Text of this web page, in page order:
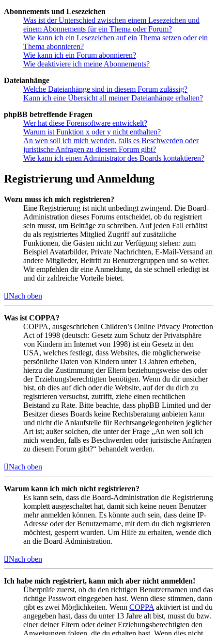
Abonnements und Lesezeichen
Was ist der Unterschied zwischen einem Lesezeichen und
einem Abonnements für ein Thema oder Forum?
Wie kann ich ein Lesezeichen auf ein Thema setzen oder ein
Thema abonnieren?
Wie kann ich ein Forum abonnieren?
Wie deaktiviere ich meine Abonnements?
Dateianhänge
Welche Dateianhänge sind in diesem Forum zulässig?
Kann ich eine Übersicht all meiner Dateianhänge erhalten?
phpBB betreffende Fragen
Wer hat diese Forensoftware entwickelt?
Warum ist Funktion x oder y nicht enthalten?
An wen soll ich mich wenden, falls es Beschwerden oder
juristische Anfragen zu diesem Forum gibt?
Wie kann ich einen Administrator des Boards kontaktieren?
Registrierung und Anmeldung
Wozu muss ich mich registrieren?
Eine Registrierung ist nicht unbedingt zwingend. Die Board-
Administration dieses Forums entscheidet, ob du registriert
sein musst, um Beiträge zu schreiben. Auf jeden Fall erhältst
du als registriertes Mitglied Zugriff auf zusätzliche
Funktionen, die Gästen nicht zur Verfügung stehen: zum
Beispiel Avatarbilder, Private Nachrichten, E-Mail-Versand an
andere Mitglieder, Beitritt zu Benutzergruppen und so weiter.
Wir empfehlen dir eine Anmeldung, da sie schnell erledigt ist
und dir zahlreiche Vorteile bietet.
Nach oben
Was ist COPPA?
COPPA, ausgeschrieben Children’s Online Privacy Protection
Act of 1998 (deutsch: Gesetz zum Schutz der Privatsphäre
von Kindern im Internet von 1998) ist ein Gesetz in den
USA, welches festlegt, dass Websites, die möglicherweise
persönliche Daten von Kindern unter 13 Jahren erheben,
hierzu die Zustimmung der Eltern beziehungsweise des oder
der Erziehungsberechtigten benötigen. Wenn du dir unsicher
bist, ob dies auf dich oder die Website, auf der du dich zu
registrieren versuchst, zutrifft, ziehe einen rechtlichen
Beistand zu Rate. Bitte beachte, dass phpBB Limited und der
Besitzer dieses Boards keine Rechtsberatung anbieten kann
und nicht die Anlaufstelle für Rechtsangelegenheiten jeglicher
Art ist; außer solchen, die unter der Frage „An wen soll ich
mich wenden, falls es Beschwerden oder juristische Anfragen
zu diesem Forum gibt?“ behandelt werden.
Nach oben
Warum kann ich mich nicht registrieren?
Es kann sein, dass die Board-Administration die Registrierung
komplett ausgeschaltet hat, damit sich keine neuen Benutzer
mehr anmelden können. Es könnte auch sein, dass deine IP-
Adresse oder der Benutzername, mit dem du dich registrieren
möchtest, gesperrt wurden. Um Hilfe zu erhalten, wende dich
an die Board-Administration.
Nach oben
Ich habe mich registriert, kann mich aber nicht anmelden!
Überprüfe zuerst, ob du den richtigen Benutzernamen und das
richtige Passwort eingegeben hast. Wenn diese stimmen, dann
gibt es zwei Möglichkeiten. Wenn COPPA aktiviert ist und du
angegeben hast, dass du unter 13 Jahre alt bist, musst du bzw.
einer deiner Eltern oder deiner Erziehungsberechtigten den
Anweisungen folgen, die du erhalten hast. Wenn dies nicht